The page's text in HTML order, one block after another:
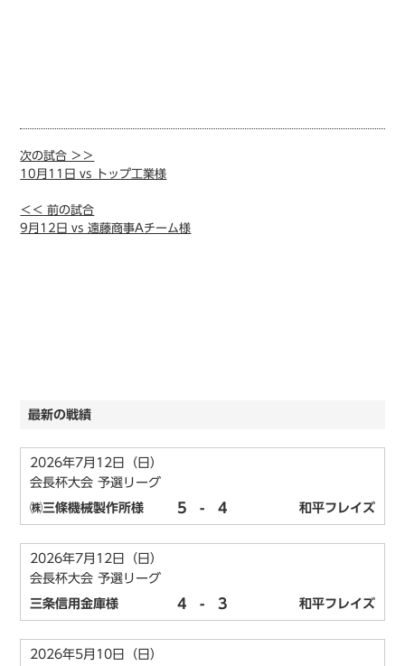
次の試合 ＞＞
10月11日 vs トップ工業様
＜＜ 前の試合
9月12日 vs 遠藤商事Aチーム様
最新の戦績
2026年7月12日（日）
会長杯大会 予選リーグ
㈱三條機械製作所様 5 - 4 和平フレイズ
2026年7月12日（日）
会長杯大会 予選リーグ
三条信用金庫様 4 - 3 和平フレイズ
2026年5月10日（日）